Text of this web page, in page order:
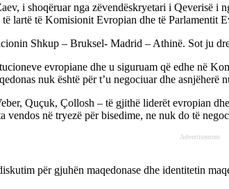
i shoqëruar nga zëvendëskryetari i Qeverisë
lartë të Komisionit Evropian dhe të Parlamentit
Shkup – Bruksel- Madrid – Athinë. Sot ju
evropiane dhe u siguruam që edhe në
nuk është për t’u negociuar dhe asnjëherë
Quçuk, Çollosh – të gjithë liderët evropian
vendos në tryezë për bisedime, ne nuk do të
Advertisement
për gjuhën maqedonase dhe identitetin